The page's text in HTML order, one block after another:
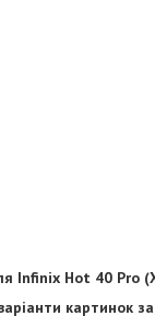
Infinix Hot 40 Pro
картинок